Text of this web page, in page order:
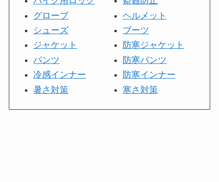
グローブ
シューズ
ジャケット
パンツ
冷感インナー
暑さ対策
ヘルメット
ブーツ
防寒ジャケット
防寒パンツ
防寒インナー
寒さ対策